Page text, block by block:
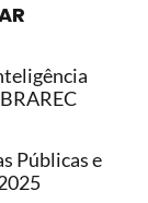
Públicas e